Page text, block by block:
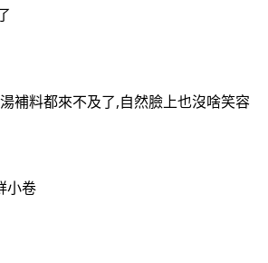
補料都來不及了,自然臉上也沒啥笑容
小卷